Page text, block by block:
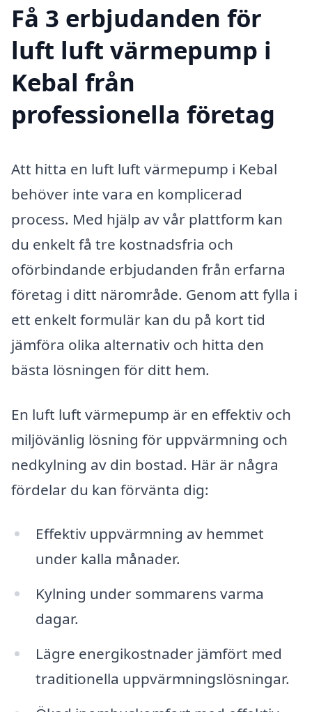
Få 3 erbjudanden för
luft luft värmepump i
Kebal från
professionella företag
Att hitta en luft luft värmepump i Kebal
behöver inte vara en komplicerad
process. Med hjälp av vår plattform kan
du enkelt få tre kostnadsfria och
oförbindande erbjudanden från erfarna
företag i ditt närområde. Genom att fylla i
ett enkelt formulär kan du på kort tid
jämföra olika alternativ och hitta den
bästa lösningen för ditt hem.
En luft luft värmepump är en effektiv och
miljövänlig lösning för uppvärmning och
nedkylning av din bostad. Här är några
fördelar du kan förvänta dig:
Effektiv uppvärmning av hemmet
under kalla månader.
Kylning under sommarens varma
dagar.
Lägre energikostnader jämfört med
traditionella uppvärmningslösningar.